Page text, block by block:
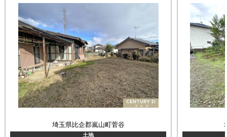
埼玉県比企郡嵐山町菅谷
土地